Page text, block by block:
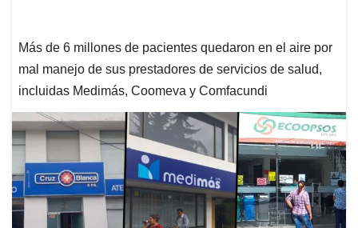
Más de 6 millones de pacientes quedaron en el aire por
mal manejo de sus prestadores de servicios de salud,
incluidas Medimás, Coomeva y Comfacundi